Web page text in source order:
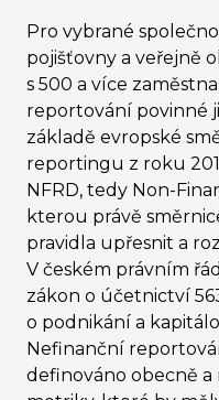
Pro vybrané
pojišťovny a veřejně
s 500 a více
reportování povinné
základě evropské
reportingu z roku
NFRD, tedy Non-
kterou právě
pravidla upřesnit a
V českém právním
zákon o účetnictví
o podnikání a
Nefinanční
definováno obecně